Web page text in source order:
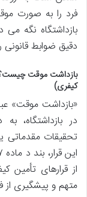
فرد را به صورت
بازداشتگاه نگه می
دقیق ضوابط قانونی
کیفری)
«بازداشت موقت»
در بازداشتگاه،
تحقیقات مقدماتی
از قرارهای
متهم و پیشگیری